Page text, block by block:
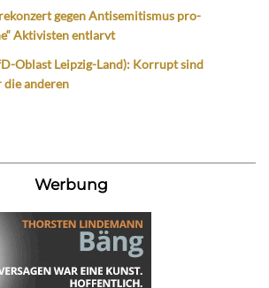
gegen Antisemitismus pro-
Aktivisten entlarvt
Oblast Leipzig-Land): Korrupt sind
anderen
Werbung